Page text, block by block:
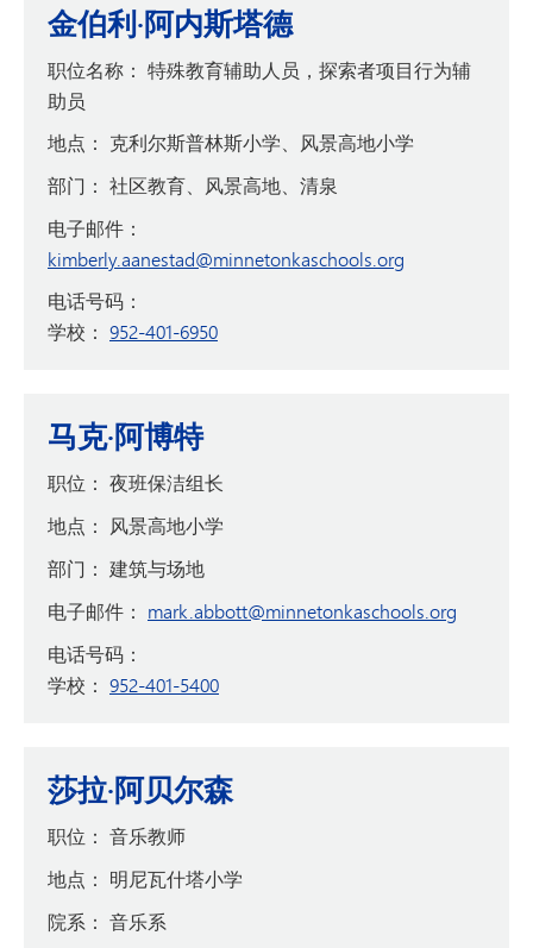
金伯利·阿内斯塔德
职位名称： 特殊教育辅助人员，探索者项目行为辅
助员
地点： 克利尔斯普林斯小学、风景高地小学
部门： 社区教育、风景高地、清泉
电子邮件：
kimberly.aanestad@minnetonkaschools.org
电话号码：
学校： 952-401-6950
马克·阿博特
职位： 夜班保洁组长
地点： 风景高地小学
部门： 建筑与场地
电子邮件： mark.abbott@minnetonkaschools.org
电话号码：
学校： 952-401-5400
莎拉·阿贝尔森
职位： 音乐教师
地点： 明尼瓦什塔小学
院系： 音乐系